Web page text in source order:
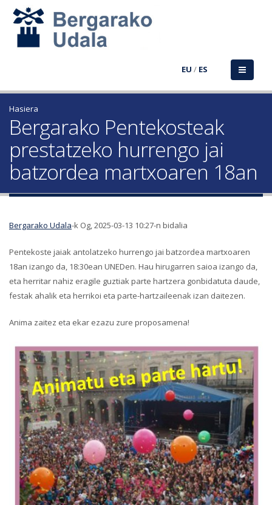
EU / ES
Hasiera
Bergarako Pentekosteak
prestatzeko hurrengo jai
batzordea martxoaren 18an
Bergarako Udala-k Og, 2025-03-13 10:27-n bidalia
Pentekoste jaiak antolatzeko hurrengo jai batzordea martxoaren
18an izango da, 18:30ean UNEDen. Hau hirugarren saioa izango da,
eta herritar nahiz eragile guztiak parte hartzera gonbidatuta daude,
festak ahalik eta herrikoi eta parte-hartzaileenak izan daitezen.
Anima zaitez eta ekar ezazu zure proposamena!